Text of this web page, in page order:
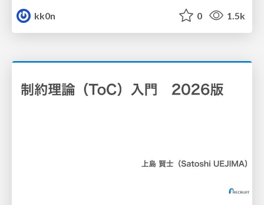
kk0n
0 1.5k